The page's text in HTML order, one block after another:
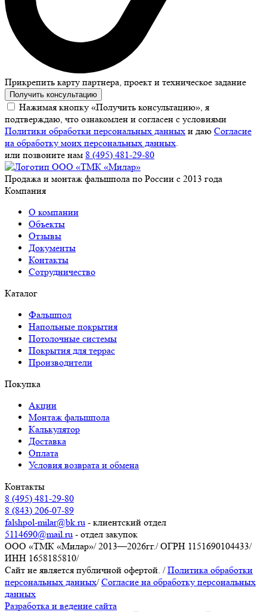
Прикрепить карту партнера, проект и техническое задание
Получить консультацию
Нажимая кнопку «Получить консультацию», я
подтверждаю, что ознакомлен и согласен с условиями
Политики обработки персональных данных и даю Согласие
на обработку моих персональных данных
или позвоните нам 8 (495) 481-29-80
Продажа и монтаж фальшпола по России с 2013 года
Компания
О компании
Объекты
Отзывы
Документы
Контакты
Сотрудничество
Каталог
Фальшпол
Напольные покрытия
Потолочные системы
Покрытия для террас
Производители
Покупка
Акции
Монтаж фальшпола
Калькулятор
Доставка
Оплата
Условия возврата и обмена
Контакты
8 (495) 481-29-80
8 (843) 206-07-89
falshpol-milar@bk.ru - клиентский отдел
5114690@mail.ru - отдел закупок
ООО «ТМК «Милар»/ 2013—2026гг./ОГРН 1151690104433/
ИНН 1658185810/
Сайт не является публичной офертой. / Политика обработки
персональных данных/ Согласие на обработку персональных
данных
Разработка и ведение сайта